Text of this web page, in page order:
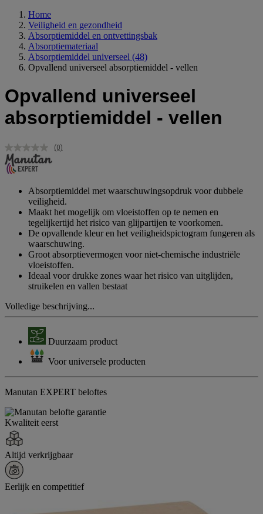
Home
Veiligheid en gezondheid
Absorptiemiddel en ontvettingsbak
Absorptiemateriaal
Absorptiemiddel universeel (48)
Opvallend universeel absorptiemiddel - vellen
Opvallend universeel
absorptiemiddel - vellen
Geen
(0)
Absorptiemiddel met waarschuwingsopdruk voor dubbele
veiligheid.
Maakt het mogelijk om vloeistoffen op te nemen en
tegelijkertijd het risico van glijpartijen te voorkomen.
De opvallende kleur en het veiligheidspictogram fungeren als
waarschuwing.
Groot absorptievermogen voor niet-chemische industriële
vloeistoffen.
Ideaal voor drukke zones waar het risico van uitglijden,
struikelen en vallen bestaat
Volledige beschrijving...
Duurzaam product
Voor universele producten
Manutan EXPERT beloftes
Kwaliteit eerst
Altijd verkrijgbaar
Eerlijk en competitief